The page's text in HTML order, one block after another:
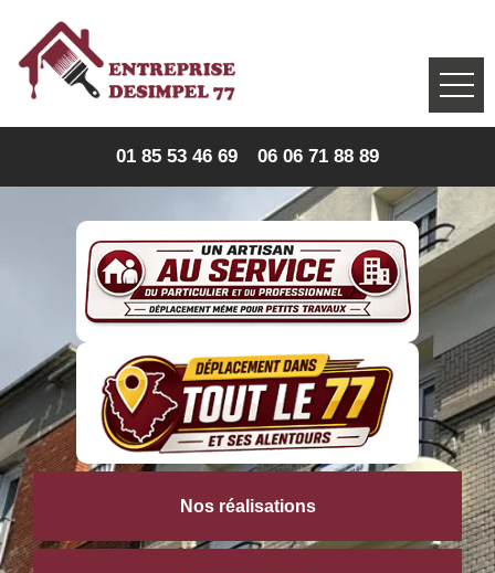
01 85 53 46 69 06 06 71 88 89
Nos réalisations